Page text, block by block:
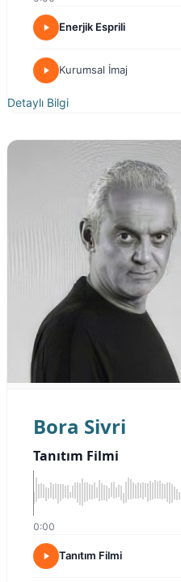
Enerjik Esprili
Kurumsal İmaj
Detaylı Bilgi
Bora Sivri
Tanıtım Filmi
0:00
Tanıtım Filmi